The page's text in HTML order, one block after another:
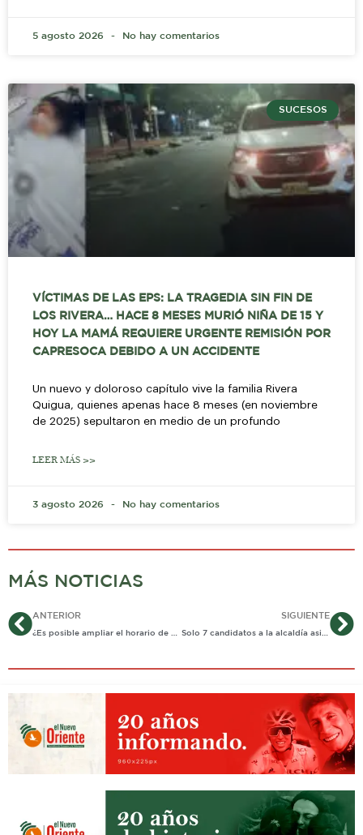
5 agosto 2026 No hay comentarios
SUCESOS
VÍCTIMAS DE LAS EPS: LA TRAGEDIA SIN FIN DE
LOS RIVERA… HACE 8 MESES MURIÓ NIÑA DE 15 Y
HOY LA MAMÁ REQUIERE URGENTE REMISIÓN POR
CAPRESOCA DEBIDO A UN ACCIDENTE
Un nuevo y doloroso capítulo vive la familia Rivera
Quigua, quienes apenas hace 8 meses (en noviembre
de 2025) sepultaron en medio de un profundo
LEER MÁS >>
3 agosto 2026 No hay comentarios
MÁS NOTICIAS
AntANTERIOR SIGUIENTE